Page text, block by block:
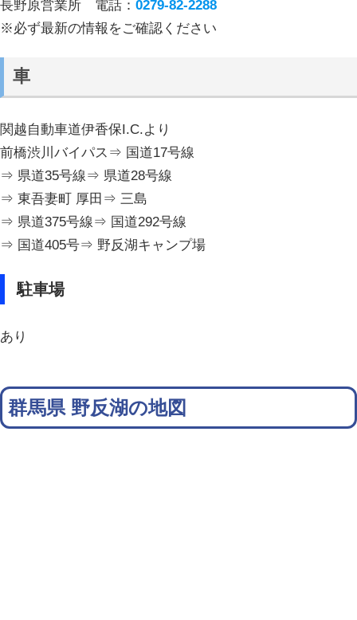
長野原営業所 電話： 0279-82-2288
※必ず最新の情報をご確認ください
車
関越自動車道伊香保I.C.より
前橋渋川バイパス⇒ 国道17号線
⇒ 県道35号線⇒ 県道28号線
⇒ 東吾妻町 厚田⇒ 三島
⇒ 県道375号線⇒ 国道292号線
⇒ 国道405号⇒ 野反湖キャンプ場
駐車場
あり
群馬県 野反湖の地図